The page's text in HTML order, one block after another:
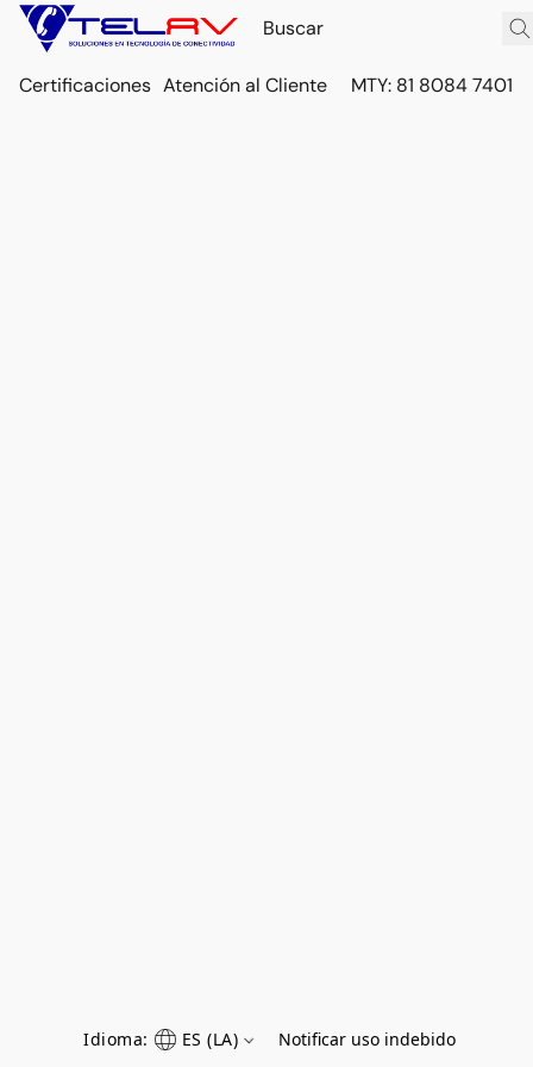
Certificaciones Atención al Cliente MTY: 81 8084 7401
Idioma: ES (LA) Notificar uso indebido